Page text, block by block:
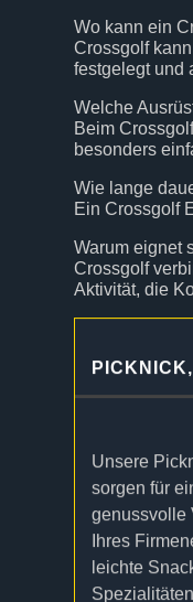
Wo kann ein
Crossgolf
festgelegt und
Welche
Beim
besonders
Wie lange
Ein Crossgolf
Warum eignet
Crossgolf
Aktivität, die
Unsere
sorgen für
genussvolle
Ihres
leichte